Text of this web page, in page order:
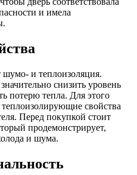
и имела
и теплоизоляция.
снизить уровень
потерю тепла. Для этого
свойства
Перед покупкой стоит
продемонстрирует,
и шума.